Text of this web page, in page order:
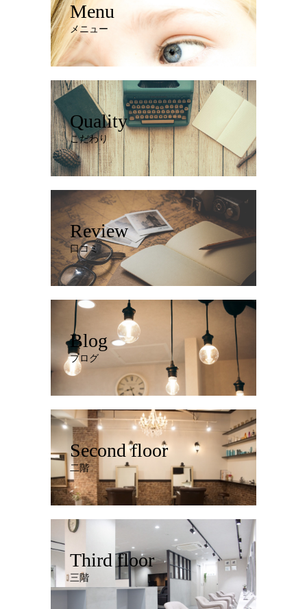
Menu
メニュー
Quality
こだわり
Review
口コミ
Blog
ブログ
Second floor
二階
Third floor
三階